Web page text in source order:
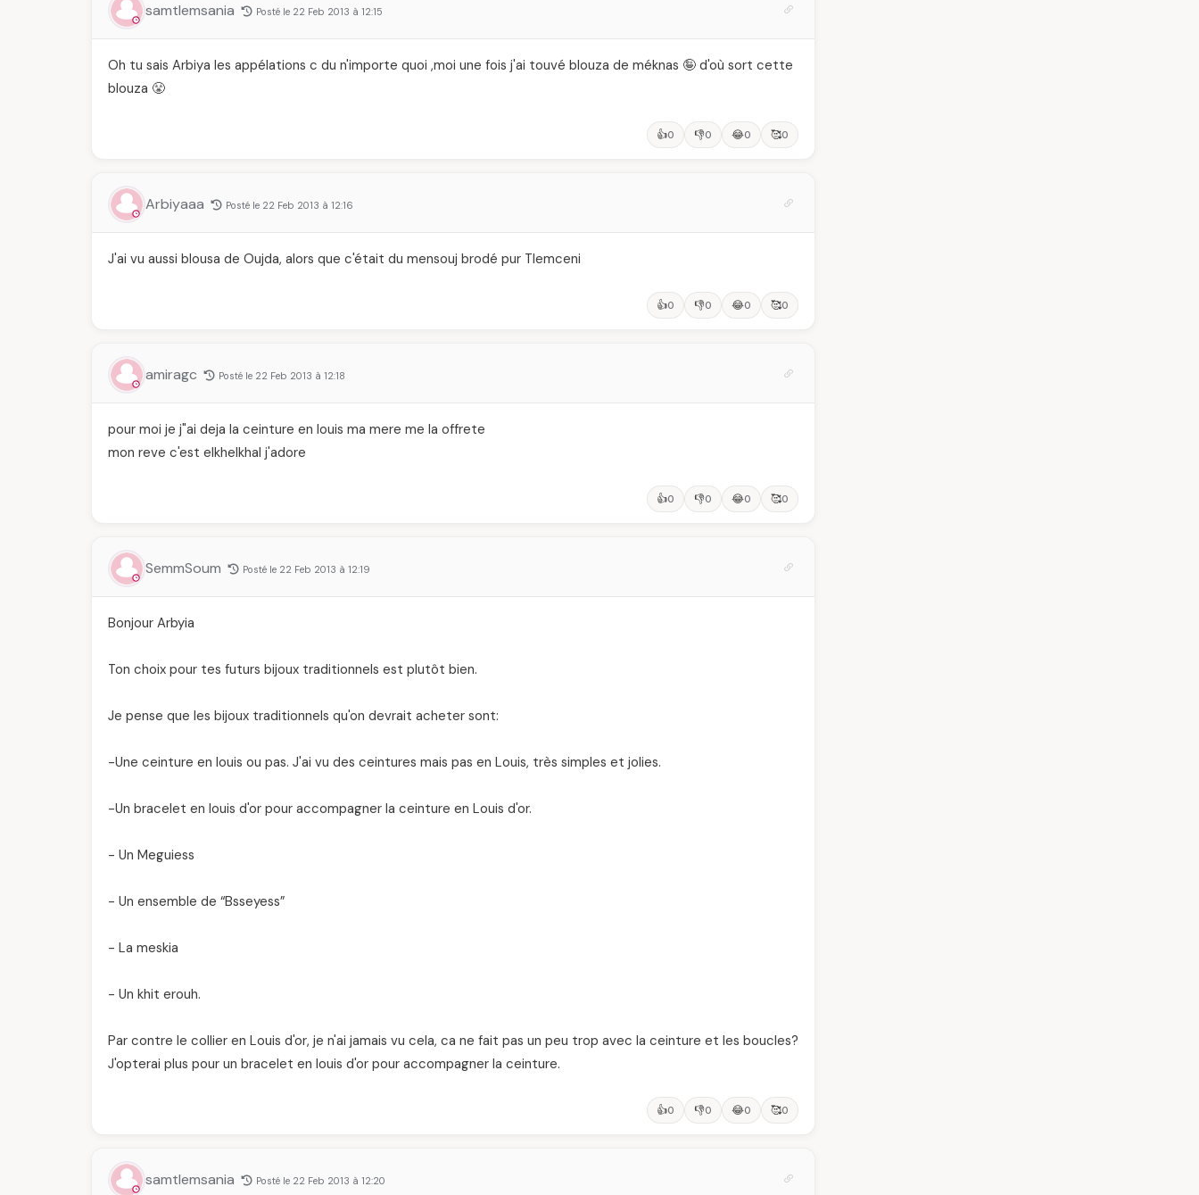
samtlemsania Posté le 22 Feb 2013 à 12:15
Oh tu sais Arbiya les appélations c du n'importe quoi ,moi une fois j'ai touvé blouza de méknas 🤪 d'où sort cette
blouza 😤
👍0 👎0 😂0 🥰0
Arbiyaaa Posté le 22 Feb 2013 à 12:16
J'ai vu aussi blousa de Oujda, alors que c'était du mensouj brodé pur Tlemceni
👍0 👎0 😂0 🥰0
amiragc Posté le 22 Feb 2013 à 12:18
pour moi je j"ai deja la ceinture en louis ma mere me la offrete
mon reve c'est elkhelkhal j'adore
👍0 👎0 😂0 🥰0
SemmSoum Posté le 22 Feb 2013 à 12:19
Bonjour Arbyia
Ton choix pour tes futurs bijoux traditionnels est plutôt bien.
Je pense que les bijoux traditionnels qu'on devrait acheter sont:
-Une ceinture en louis ou pas. J'ai vu des ceintures mais pas en Louis, très simples et jolies.
-Un bracelet en louis d'or pour accompagner la ceinture en Louis d'or.
- Un Meguiess
- Un ensemble de “Bsseyess”
- La meskia
- Un khit erouh.
Par contre le collier en Louis d'or, je n'ai jamais vu cela, ca ne fait pas un peu trop avec la ceinture et les boucles?
J'opterai plus pour un bracelet en louis d'or pour accompagner la ceinture.
👍0 👎0 😂0 🥰0
samtlemsania Posté le 22 Feb 2013 à 12:20